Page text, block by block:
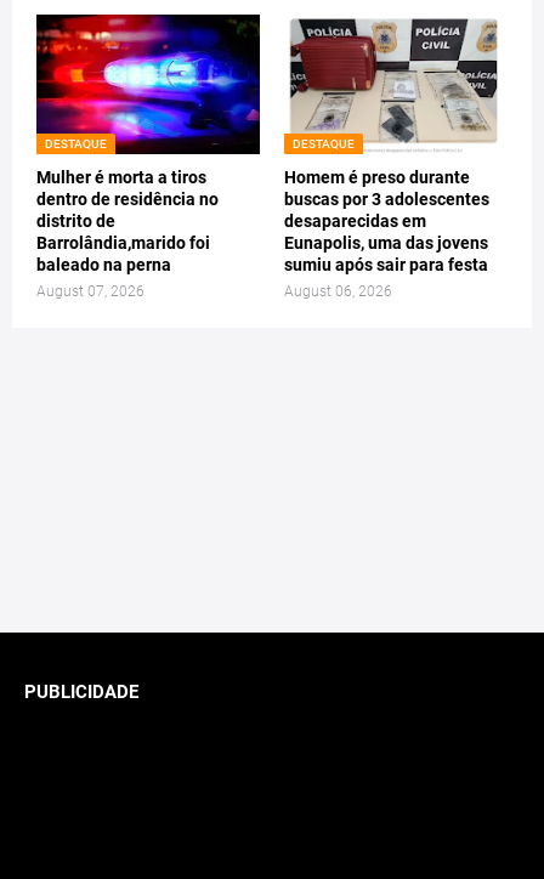
DESTAQUE
Mulher é morta a tiros
dentro de residência no
distrito de
Barrolândia,marido foi
baleado na perna
August 07, 2026
DESTAQUE
Homem é preso durante
buscas por 3 adolescentes
desaparecidas em
Eunapolis, uma das jovens
sumiu após sair para festa
August 06, 2026
PUBLICIDADE